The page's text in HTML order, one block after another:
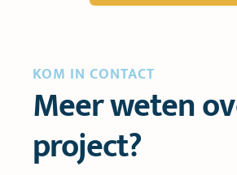
Meer weten
project?
KOM IN CONTACT